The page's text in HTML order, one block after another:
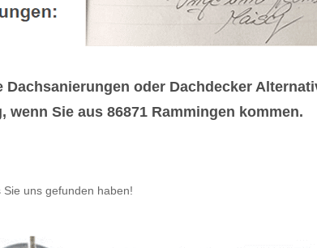
oder Dachdecker
Sie aus 86871 Rammingen kommen.
Sie uns gefunden haben!